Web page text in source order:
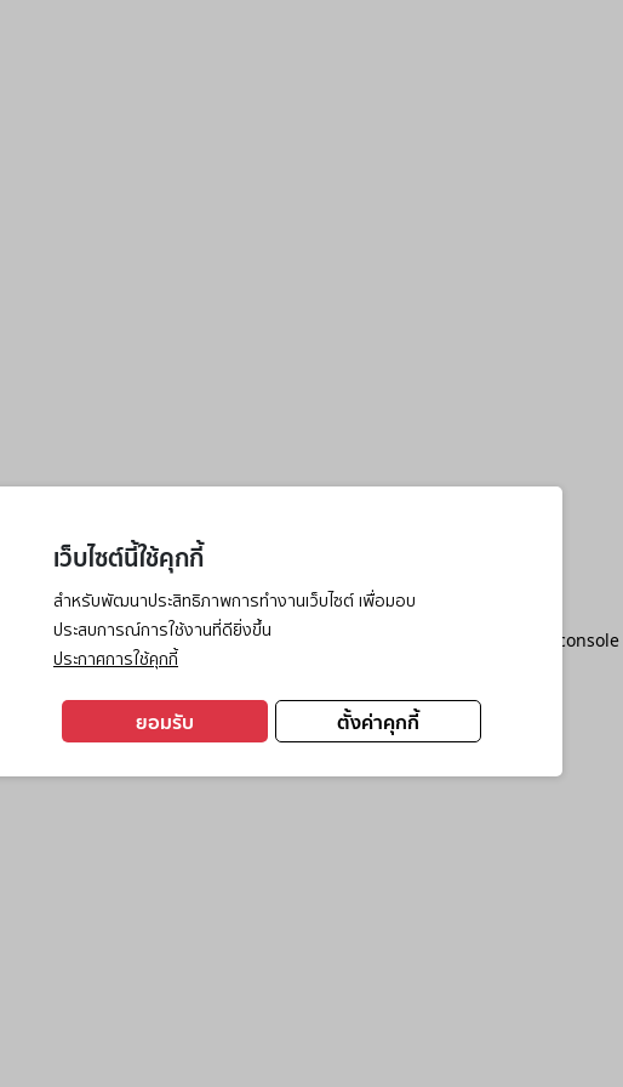
เว็บไซต์นี้ใช้คุกกี้
สำหรับพัฒนาประสิทธิภาพการทำงานเว็บไซต์ เพื่อมอบ
ประสบการณ์การใช้งานที่ดียิ่งขึ้น
ประกาศการใช้คุกกี้
ตั้งค่าคุกกี้
ยอมรับ
has occurred while loading browser console